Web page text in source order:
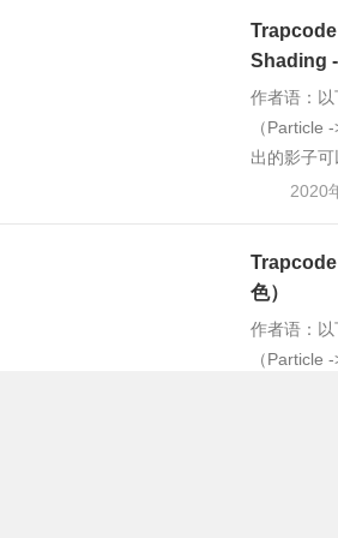
Shading
作者语：
（Particle
出的影子
2020
色）
作者语：
（Particle